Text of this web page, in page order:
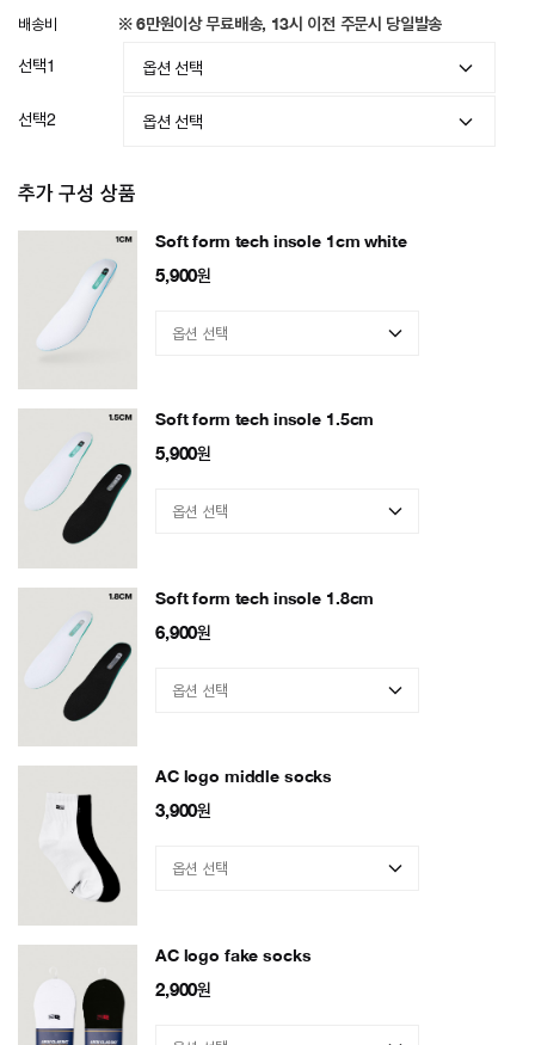
배송비 ※ 6만원이상 무료배송, 13시 이전 주문시 당일발송
선택1
선택2
추가 구성 상품
Soft form tech insole 1cm white
5,900원
Soft form tech insole 1.5cm
5,900원
Soft form tech insole 1.8cm
6,900원
AC logo middle socks
3,900원
AC logo fake socks
2,900원